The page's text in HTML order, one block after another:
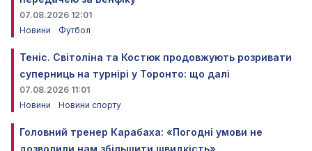
07.08.2026 12:01
Новини
Футбол
Теніс. Світоліна та Костюк продовжують розривати
суперниць на турнірі у Торонто: що далі
07.08.2026 11:01
Новини
Новини спорту
Головний тренер Карабаха: «Погодні умови не
дозволили нам збільшити швидкість»